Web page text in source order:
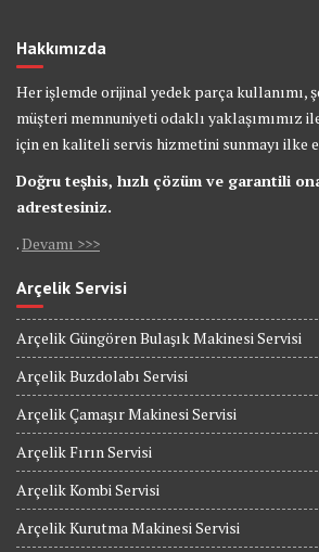
Hakkımızda
Her işlemde orijinal yedek parça kullanımı,
müşteri memnuniyeti odaklı yaklaşımımız
için en kaliteli servis hizmetini sunmayı ilke
Doğru teşhis, hızlı çözüm ve garantili
adrestesiniz.
.Devamı >>>
Arçelik Servisi
Arçelik Güngören Bulaşık Makinesi Servisi
Arçelik Buzdolabı Servisi
Arçelik Çamaşır Makinesi Servisi
Arçelik Fırın Servisi
Arçelik Kombi Servisi
Arçelik Kurutma Makinesi Servisi